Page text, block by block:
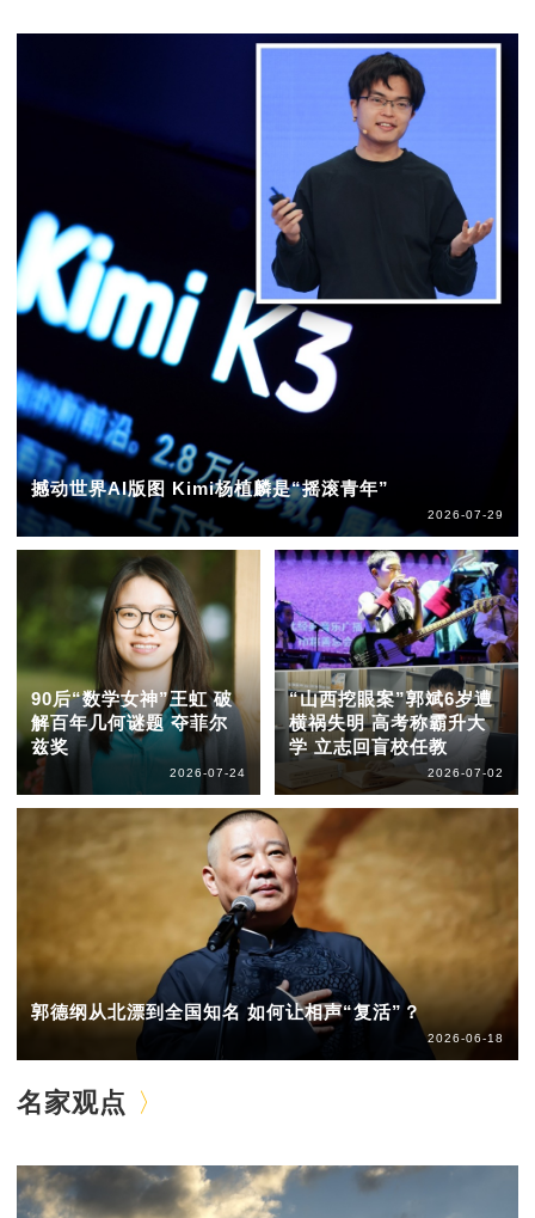
撼动世界AI版图 Kimi杨植麟是“摇滚青年”
2026-07-29
90后“数学女神”王虹 破
解百年几何谜题 夺菲尔
兹奖
2026-07-24
“山西挖眼案”郭斌6岁遭
横祸失明 高考称霸升大
学 立志回盲校任教
2026-07-02
郭德纲从北漂到全国知名 如何让相声“复活”？
2026-06-18
名家观点